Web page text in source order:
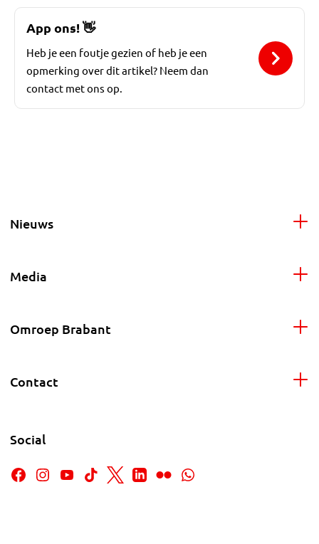
App ons!👋
Heb je een foutje gezien of heb je een
opmerking over dit artikel? Neem dan
contact met ons op.
Nieuws
Media
Omroep Brabant
Contact
Social